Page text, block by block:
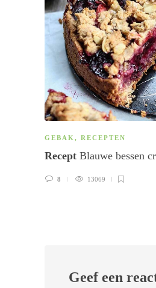
GEBAK, RECEPTEN
Recept Blauwe bessen
8 13069
Geef een